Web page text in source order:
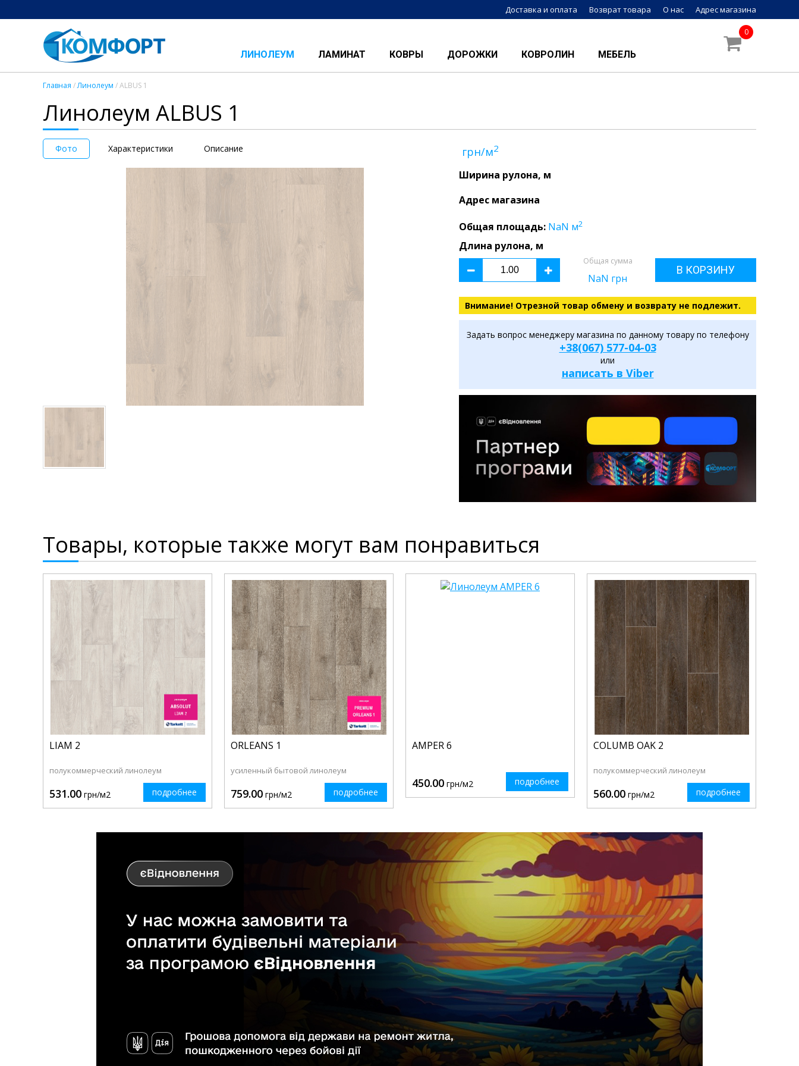
Доставка и оплата Возврат товара О нас Адрес магазина
ЛИНОЛЕУМ ЛАМИНАТ КОВРЫ ДОРОЖКИ КОВРОЛИН МЕБЕЛЬ
0
Главная /Линолеум / ALBUS 1
Линолеум ALBUS 1
Фото Характеристики Описание грн/м2
Ширина рулона, м
Адрес магазина
Общая площадь: NaN м2
Длина рулона, м
Общая сумма
NaN грн
В КОРЗИНУ
Внимание! Отрезной товар обмену и возврату не подлежит.
Задать вопрос менеджеру магазина по данному товару по телефону
+38(067) 577-04-03
или
написать в Viber
Товары, которые также могут вам понравиться
LIAM 2
полукоммерческий линолеум
531.00 грн/м2 подробнее
ORLEANS 1
усиленный бытовой линолеум
759.00 грн/м2 подробнее
AMPER 6
450.00 грн/м2 подробнее
COLUMB OAK 2
полукоммерческий линолеум
560.00 грн/м2 подробнее